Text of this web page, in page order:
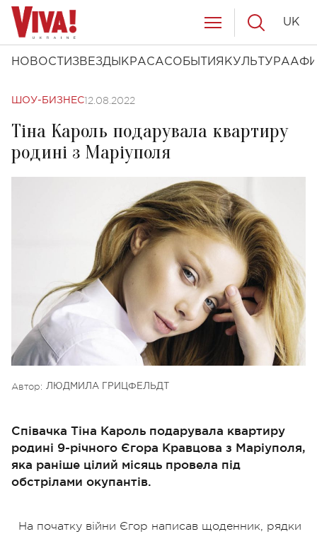
НОВОСТИ ЗВЕЗДЫ КРАСАСОБЫТИЯ КУЛЬТУРА
UK
ШОУ-БИЗНЕС12.08.2022
Тіна Кароль подарувала квартиру
родині з Маріуполя
Автор: ЛЮДМИЛА ГРИЦФЕЛЬДТ
Співачка Тіна Кароль подарувала квартиру
родині 9-річного Єгора Кравцова з Маріуполя,
яка раніше цілий місяць провела під
обстрілами окупантів.
На початку війни Єгор написав щоденник, рядки